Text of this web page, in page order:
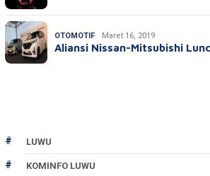
OTOMOTIF Maret 16, 2019
Aliansi Nissan-Mitsubishi
LUWU
KOMINFO LUWU